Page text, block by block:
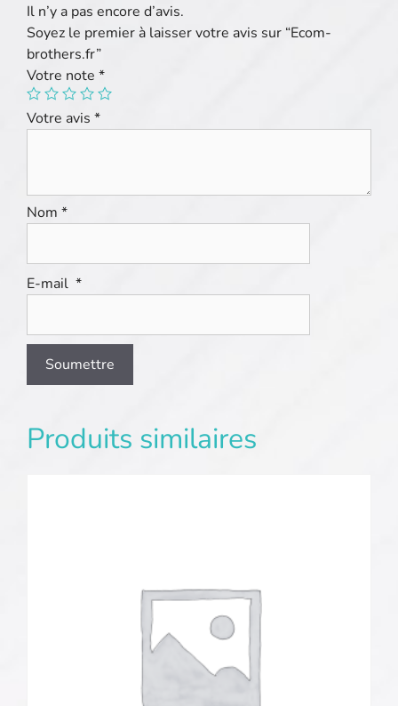
Il n’y a pas encore d’avis.
Soyez le premier à laisser votre avis sur “Ecom-
brothers.fr”
Votre note *
Votre avis *
Nom *
E-mail *
Produits similaires